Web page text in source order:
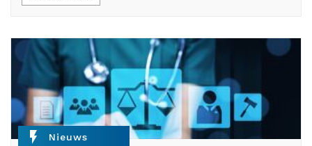
flash_on Nieuws